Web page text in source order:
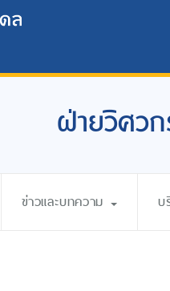
ฝ่ายวิศว
ข่าวและบทความ บ